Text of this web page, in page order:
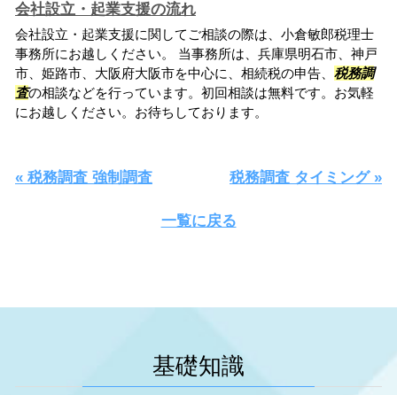
会社設立・起業支援の流れ
会社設立・起業支援に関してご相談の際は、小倉敏郎税理士
事務所にお越しください。 当事務所は、兵庫県明石市、神戸
市、姫路市、大阪府大阪市を中心に、相続税の申告、 税務調
査の相談などを行っています。初回相談は無料です。お気軽
にお越しください。お待ちしております。
« 税務調査 強制調査 税務調査 タイミング »
一覧に戻る
基礎知識